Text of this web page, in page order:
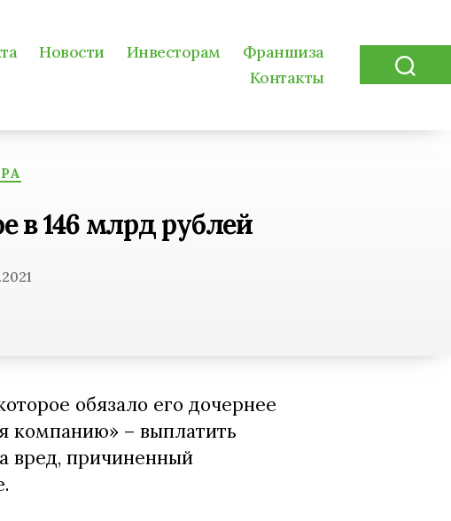
Новости Инвесторам
Франшиза
Контакты
Search
в 146 млрд рублей
обязало его дочернее
компанию» – выплатить
вред, причиненный